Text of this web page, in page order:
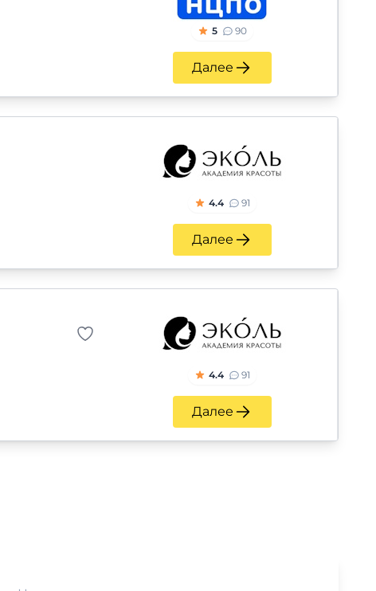
5 90
Далее
4.4 91
Далее
4.4 91
Далее